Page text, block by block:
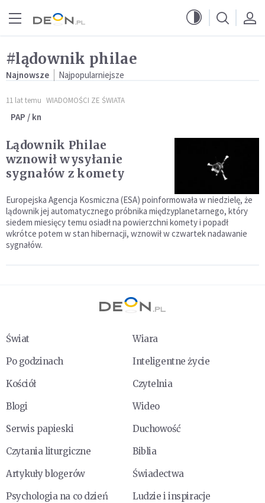
#lądownik philae
Najnowsze Najpopularniejsze
11 lat temu WIADOMOŚCI ZE ŚWIATA
PAP / kn
Lądownik Philae
wznowił wysyłanie
sygnałów z komety
Europejska Agencja Kosmiczna (ESA) poinformowała w niedzielę, że
lądownik jej automatycznego próbnika międzyplanetarnego, który
siedem miesięcy temu osiadł na powierzchni komety i popadł
wkrótce potem w stan hibernacji, wznowił w czwartek nadawanie
sygnałów.
Świat
Wiara
Po godzinach
Inteligentne życie
Kościół
Czytelnia
Blogi
Wideo
Serwis papieski
Duchowość
Czytania liturgiczne
Biblia
Artykuły blogerów
Świadectwa
Psychologia na co dzień
Ludzie i inspiracje